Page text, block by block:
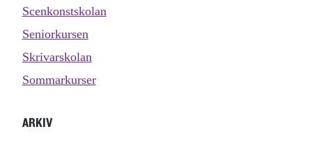
Scenkonstskolan
Seniorkursen
Skrivarskolan
Sommarkurser
ARKIV